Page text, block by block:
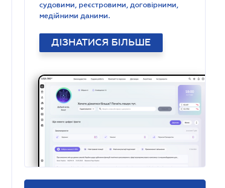
судовими, реєстровими, договірними,
медійними даними.
ДІЗНАТИСЯ БІЛЬШЕ